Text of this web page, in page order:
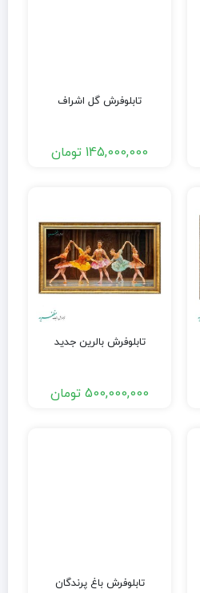
تابلوفرش گل اشراف
145,000,000 تومان
تابلوفرش بالرین جدید
500,000,000 تومان
تابلوفرش باغ پرندگان